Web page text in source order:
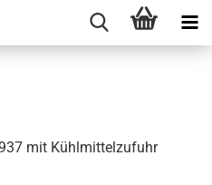
mit Kühlmittelzufuhr